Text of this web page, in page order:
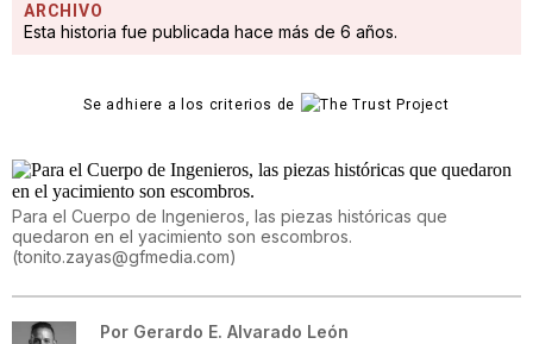
ARCHIVO
Esta historia fue publicada hace más de 6 años.
Se adhiere a los criterios de
Para el Cuerpo de Ingenieros, las piezas históricas que
quedaron en el yacimiento son escombros.
(tonito.zayas@gfmedia.com)
Por Gerardo E. Alvarado León